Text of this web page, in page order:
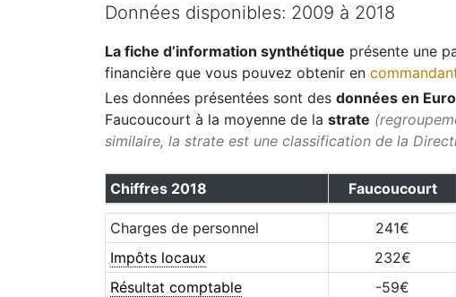
Données disponibles: 2009 à 2018
La fiche d’information synthétique présente une
financière que vous pouvez obtenir en
Les données présentées sont des données en
Faucoucourt à la moyenne de la strate
similaire, la strate est une classification de la
Chiffres 2018 Faucoucourt
Charges de personnel 241€
Impôts locaux
232€
Résultat comptable
-59€